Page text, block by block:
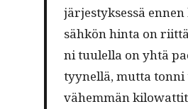
järjestyk­sessä
sähkön hin­ta on
ni tuulel­la on yhtä
tyynel­lä, mut­ta
vähem­män